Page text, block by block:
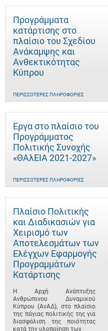
Προγράμματα
κατάρτισης στο
πλαίσιο του Σχεδίου
Ανάκαμψης και
Ανθεκτικότητας
Κύπρου
ΠΕΡΙΣΣΌΤΕΡΕΣ ΠΛΗΡΟΦΟΡΊΕΣ
Έργα στο πλαίσιο του
Προγράμματος
Πολιτικής Συνοχής
«ΘΑλΕΙΑ 2021-2027»
ΠΕΡΙΣΣΌΤΕΡΕΣ ΠΛΗΡΟΦΟΡΊΕΣ
Πλαίσιο Πολιτικής
και Διαδικασιών για
Χειρισμό των
Αποτελεσμάτων των
Ελέγχων Εφαρμογής
Προγραμμάτων
Κατάρτισης
Η Αρχή Ανάπτυξης
Ανθρώπινου Δυναμικού
Κύπρου (ΑνΑΔ), στο πλαίσιο
της πάγιας πολιτικής της για
διασφάλιση της ποιότητας
κατά την υλοποίηση των